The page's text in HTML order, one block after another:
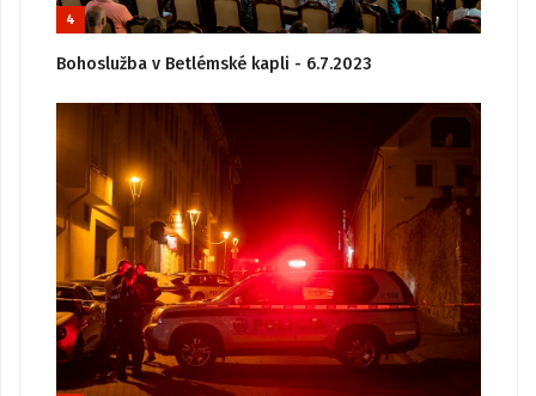
4
Bohoslužba v Betlémské kapli - 6.7.2023